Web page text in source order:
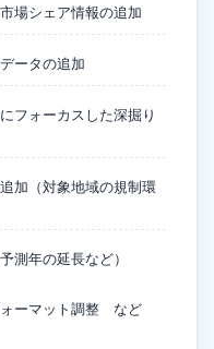
場シェア情報の追加
ータの追加
フォーカスした深掘り
加（対象地域の規制環
測年の延長など）
ーマット調整 など